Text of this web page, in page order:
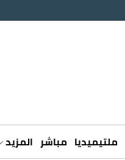
ملتيميديا مباشر المزيد